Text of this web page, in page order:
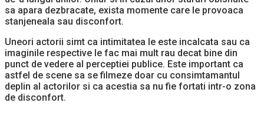
sa apara dezbracate, exista momente care le provoaca
stanjeneala sau disconfort.
Uneori actorii simt ca intimitatea le este incalcata sau ca
imaginile respective le fac mai mult rau decat bine din
punct de vedere al perceptiei publice. Este important ca
astfel de scene sa se filmeze doar cu consimtamantul
deplin al actorilor si ca acestia sa nu fie fortati intr-o zona
de disconfort.